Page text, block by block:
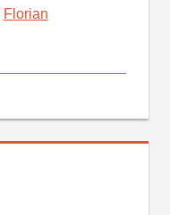
Florian